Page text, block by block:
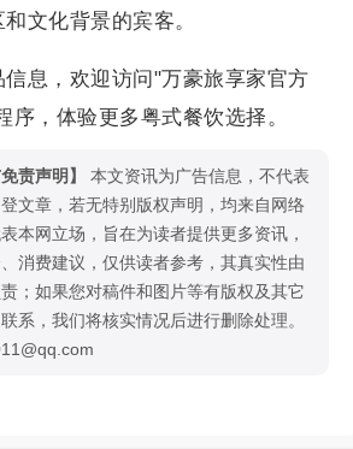
文化背景的宾客。
息，欢迎访问"万豪旅享家官方
序，体验更多粤式餐饮选择。
责声明】
本文资讯为广告信息，不代表
文章，若无特别版权声明，均来自网络
本网立场，旨在为读者提供更多资讯，
消费建议，仅供读者参考，其真实性由
；如果您对稿件和图片等有版权及其它
系，我们将核实情况后进行删除处理。